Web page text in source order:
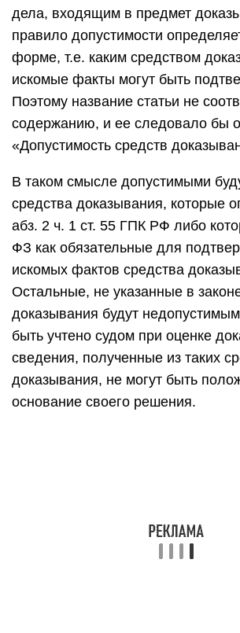
дела, входящим в предмет
правило допустимости
форме, т.е. каким средством
искомые факты могут быть
Поэтому название статьи не
содержанию, и ее следовало бы
«Допустимость средств
В таком смысле допустимыми
средства доказывания, которые
абз. 2 ч. 1 ст. 55 ГПК РФ либо
ФЗ как обязательные для
искомых фактов средства
Остальные, не указанные в
доказывания будут
быть учтено судом при оценке
сведения, полученные из таких
доказывания, не могут быть
основание своего решения.